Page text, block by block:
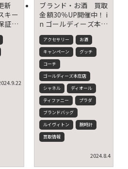
キー
証中
ブランド・お酒 買取
金額30％UP開催中！ i
n ゴールディーズ本庄
店
アクセサリー
お酒
キャンペーン
グッチ
コーチ
ゴールディーズ本庄店
シャネル
ディオール
ティファニー
プラダ
ブランドバッグ
ルイヴィトン
腕時計
買取情報
2024.8.4